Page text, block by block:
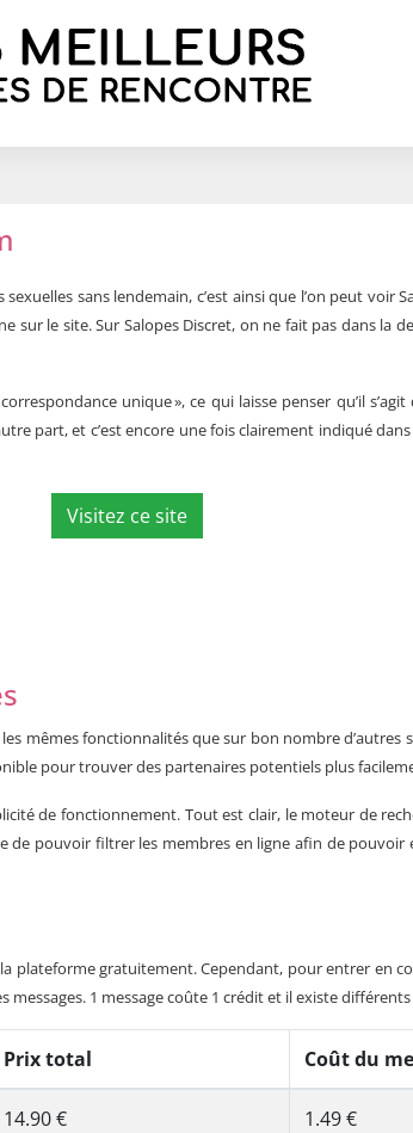
sans lendemain, c’est ainsi que l’on peut voir
sur le site. Sur Salopes Discret, on ne fait pas dans la
unique », ce qui laisse penser qu’il
part, et c’est encore une fois clairement indiqué
Visitez ce site
mêmes fonctionnalités que sur bon nombre d’autres
pour trouver des partenaires potentiels plus
de fonctionnement. Tout est clair, le moteur de
de pouvoir filtrer les membres en ligne afin de
plateforme gratuitement. Cependant, pour entrer en
1 message coûte 1 crédit et il existe
Prix total Coût du
14.90 € 1.49 €